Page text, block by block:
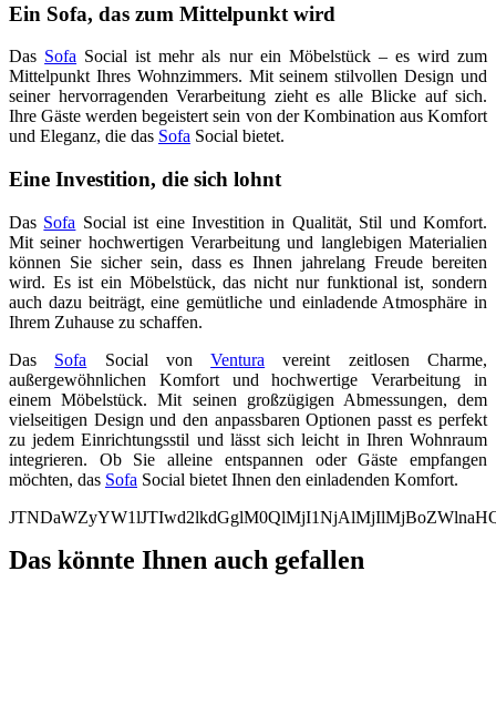
Ein Sofa, das zum Mittelpunkt wird
Das Sofa Social ist mehr als nur ein Möbelstück – es wird zum
Mittelpunkt Ihres Wohnzimmers. Mit seinem stilvollen Design und
seiner hervorragenden Verarbeitung zieht es alle Blicke auf sich.
Ihre Gäste werden begeistert sein von der Kombination aus Komfort
und Eleganz, die das Sofa Social bietet.
Eine Investition, die sich lohnt
Das Sofa Social ist eine Investition in Qualität, Stil und Komfort.
Mit seiner hochwertigen Verarbeitung und langlebigen Materialien
können Sie sicher sein, dass es Ihnen jahrelang Freude bereiten
wird. Es ist ein Möbelstück, das nicht nur funktional ist, sondern
auch dazu beiträgt, eine gemütliche und einladende Atmosphäre in
Ihrem Zuhause zu schaffen.
Das Sofa Social vonVentura vereint zeitlosen Charme,
außergewöhnlichen Komfort und hochwertige Verarbeitung in
einem Möbelstück. Mit seinen großzügigen Abmessungen, dem
vielseitigen Design und den anpassbaren Optionen passt es perfekt
zu jedem Einrichtungsstil und lässt sich leicht in Ihren Wohnraum
integrieren. Ob Sie alleine entspannen oder Gäste empfangen
möchten, das Sofa Social bietet Ihnen den einladenden Komfort.
Das könnte Ihnen auch gefallen